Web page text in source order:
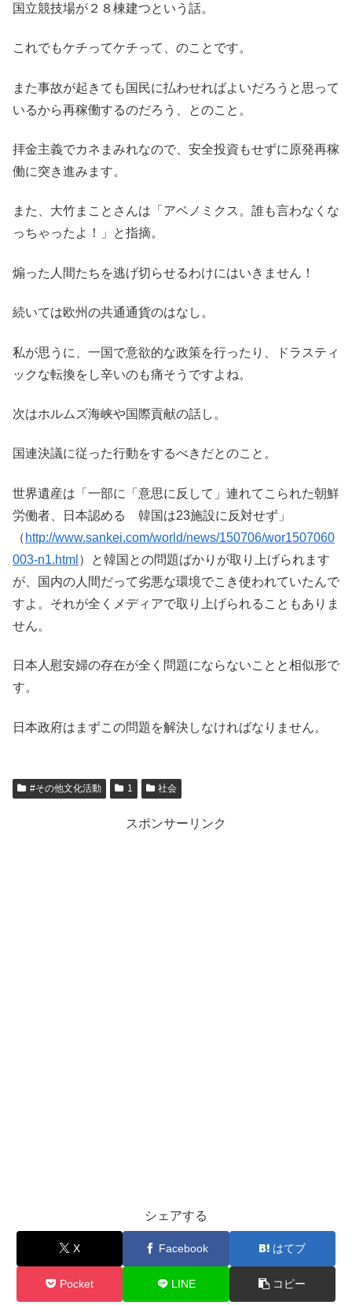
国立競技場が２８棟建つという話。
これでもケチってケチって、のことです。
また事故が起きても国民に払わせればよいだろうと思って
いるから再稼働するのだろう、とのこと。
拝金主義でカネまみれなので、安全投資もせずに原発再稼
働に突き進みます。
また、大竹まことさんは「アベノミクス。誰も言わなくな
っちゃったよ！」と指摘。
煽った人間たちを逃げ切らせるわけにはいきません！
続いては欧州の共通通貨のはなし。
私が思うに、一国で意欲的な政策を行ったり、ドラスティ
ックな転換をし辛いのも痛そうですよね。
次はホルムズ海峡や国際貢献の話し。
国連決議に従った行動をするべきだとのこと。
世界遺産は「一部に「意思に反して」連れてこられた朝鮮
労働者、日本認める 韓国は23施設に反対せず」
（ http://www.sankei.com/world/news/150706/wor1507060
003-n1.html ）と韓国との問題ばかりが取り上げられます
が、国内の人間だって劣悪な環境でこき使われていたんで
すよ。それが全くメディアで取り上げられることもありま
せん。
日本人慰安婦の存在が全く問題にならないことと相似形で
す。
日本政府はまずこの問題を解決しなければなりません。
#その他文化活動 1 社会
スポンサーリンク
シェアする
X Facebook はてブ
Pocket LINE コピー